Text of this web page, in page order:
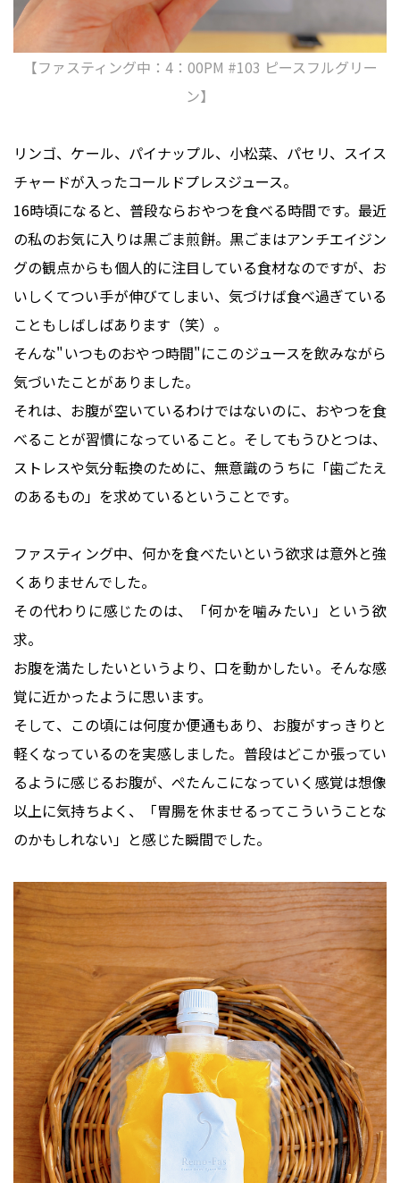
【ファスティング中：4：00PM #103 ピースフルグリー
ン】
リンゴ、ケール、パイナップル、小松菜、パセリ、スイス
チャードが入ったコールドプレスジュース。
16時頃になると、普段ならおやつを食べる時間です。最近
の私のお気に入りは黒ごま煎餅。黒ごまはアンチエイジン
グの観点からも個人的に注目している食材なのですが、お
いしくてつい手が伸びてしまい、気づけば食べ過ぎている
こともしばしばあります（笑）。
そんな"いつものおやつ時間"にこのジュースを飲みながら
気づいたことがありました。
それは、お腹が空いているわけではないのに、おやつを食
べることが習慣になっていること。そしてもうひとつは、
ストレスや気分転換のために、無意識のうちに「歯ごたえ
のあるもの」を求めているということです。
ファスティング中、何かを食べたいという欲求は意外と強
くありませんでした。
その代わりに感じたのは、「何かを噛みたい」という欲
求。
お腹を満たしたいというより、口を動かしたい。そんな感
覚に近かったように思います。
そして、この頃には何度か便通もあり、お腹がすっきりと
軽くなっているのを実感しました。普段はどこか張ってい
るように感じるお腹が、ぺたんこになっていく感覚は想像
以上に気持ちよく、「胃腸を休ませるってこういうことな
のかもしれない」と感じた瞬間でした。